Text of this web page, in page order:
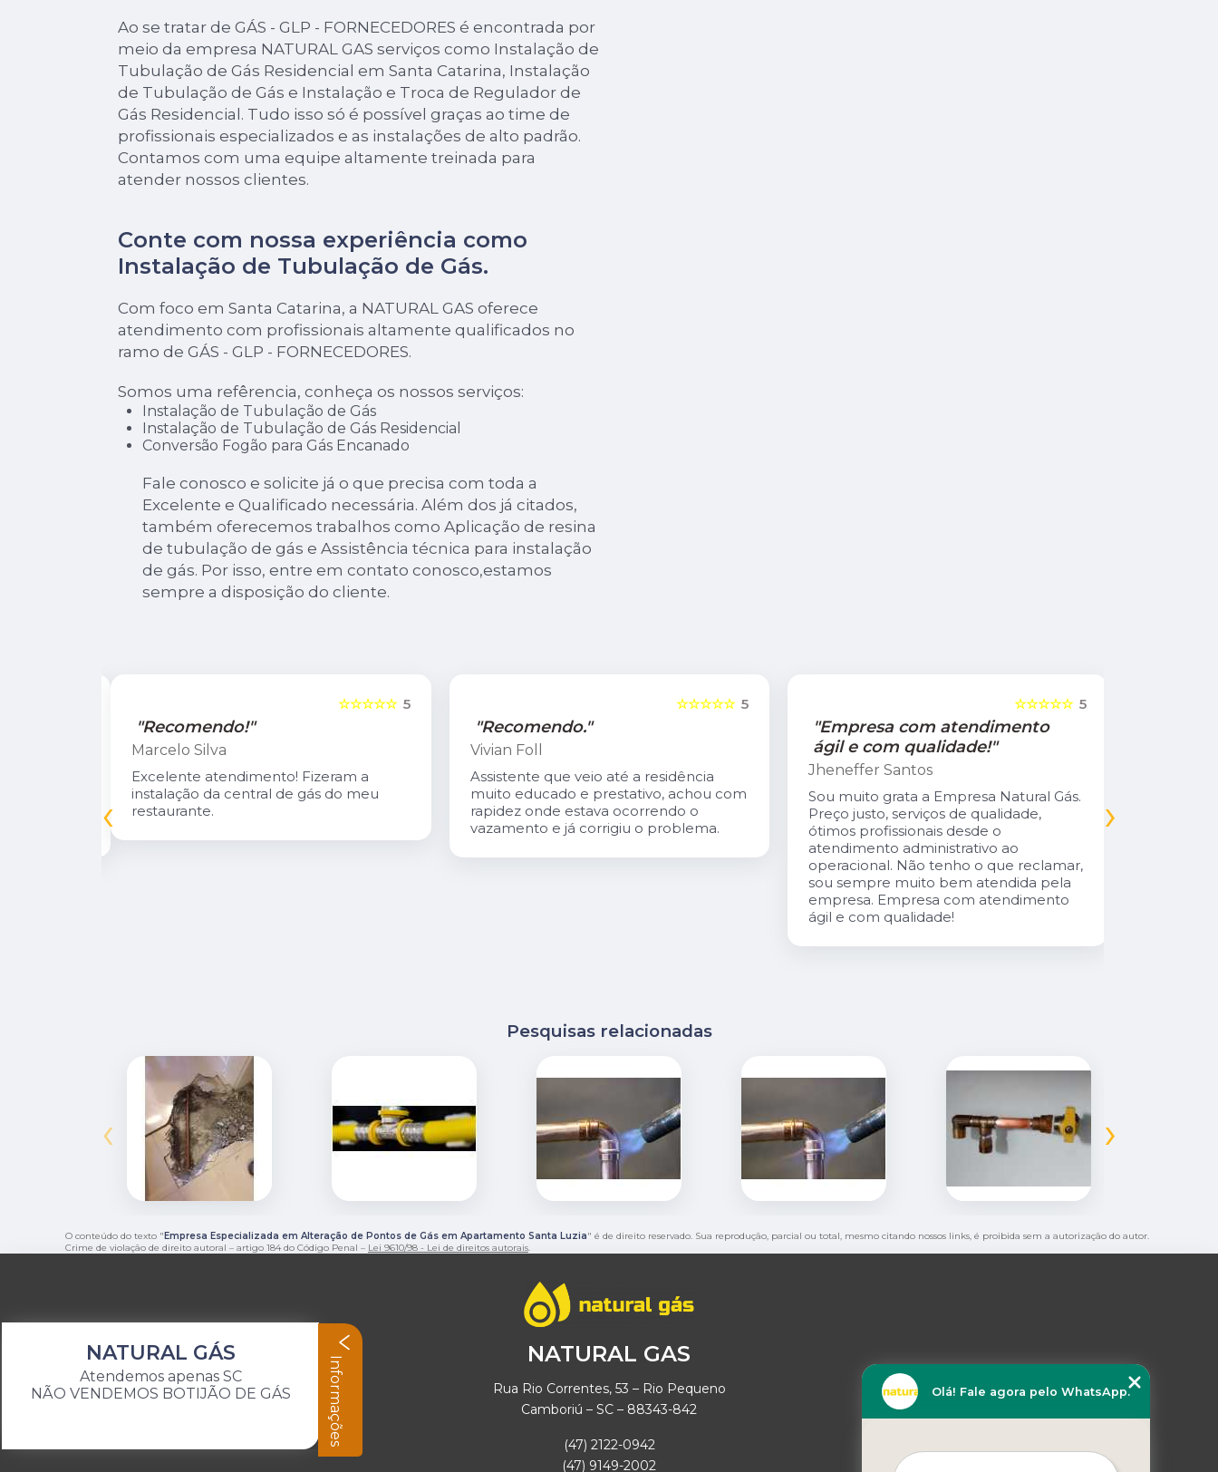
Ao se tratar de GÁS - GLP - FORNECEDORES é encontrada por
meio da empresa NATURAL GAS serviços como Instalação de
Tubulação de Gás Residencial em Santa Catarina, Instalação
de Tubulação de Gás e Instalação e Troca de Regulador de
Gás Residencial. Tudo isso só é possível graças ao time de
profissionais especializados e as instalações de alto padrão.
Contamos com uma equipe altamente treinada para
atender nossos clientes.
Conte com nossa experiência como
Instalação de Tubulação de Gás.
Com foco em Santa Catarina, a NATURAL GAS oferece
atendimento com profissionais altamente qualificados no
ramo de GÁS - GLP - FORNECEDORES.
Somos uma refêrencia, conheça os nossos serviços:
Instalação de Tubulação de Gás
Instalação de Tubulação de Gás Residencial
Conversão Fogão para Gás Encanado
Fale conosco e solicite já o que precisa com toda a
Excelente e Qualificado necessária. Além dos já citados,
também oferecemos trabalhos como Aplicação de resina
de tubulação de gás e Assistência técnica para instalação
de gás. Por isso, entre em contato conosco,estamos
sempre a disposição do cliente.
5
☆☆☆☆☆
"Recomendo!"
Marcelo Silva
Excelente atendimento! Fizeram a
instalação da central de gás do meu
restaurante.
5
☆☆☆☆☆
"Recomendo."
Vivian Foll
Assistente que veio até a residência
muito educado e prestativo, achou com
rapidez onde estava ocorrendo o
vazamento e já corrigiu o problema.
5
☆☆☆☆☆
"Empresa com atendimento
ágil e com qualidade!"
Jheneffer Santos
Sou muito grata a Empresa Natural Gás.
Preço justo, serviços de qualidade,
ótimos profissionais desde o
atendimento administrativo ao
operacional. Não tenho o que reclamar,
sou sempre muito bem atendida pela
empresa. Empresa com atendimento
ágil e com qualidade!
‹ ›
Pesquisas relacionadas
‹ ›
O conteúdo do texto " Empresa Especializada em Alteração de Pontos de Gás em Apartamento Santa Luzia" é de direito reservado. Sua reprodução, parcial ou total, mesmo citando nossos links, é proibida sem a autorização do autor.
Crime de violação de direito autoral – artigo 184 do Código Penal – Lei 9610/98 - Lei de direitos autorais.
NATURAL GAS
Rua Rio Correntes, 53 – Rio Pequeno
Camboriú – SC – 88343-842
(47) 2122-0942
(47) 9149-2002
Olá! Fale agora pelo WhatsApp.
NATURAL GÁS
Atendemos apenas SC
NÃO VENDEMOS BOTIJÃO DE GÁS
Informações